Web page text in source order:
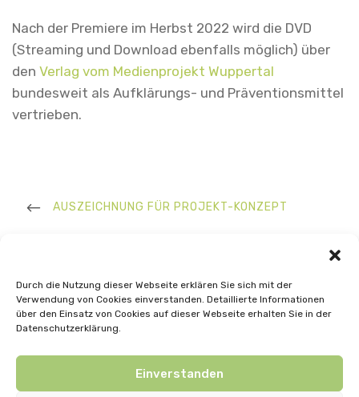
Durch die Nutzung dieser Webseite erklären Sie sich mit der
Verwendung von Cookies einverstanden. Detaillierte Informationen
über den Einsatz von Cookies auf dieser Webseite erhalten Sie in der
Datenschutzerklärung.
Einverstanden
Nach der Premiere im Herbst 2022 wird die DVD
(Streaming und Download ebenfalls möglich) über
den Verlag vom Medienprojekt Wuppertal
bundesweit als Aufklärungs- und Präventionsmittel
vertrieben.
Navigation
PREVIOUS
AUSZEICHNUNG FÜR PROJEKT-KONZEPT
POST